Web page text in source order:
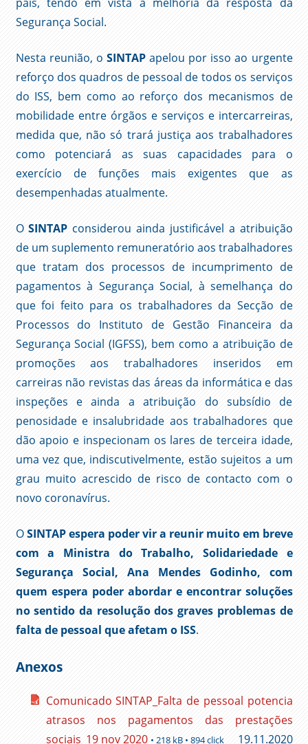
Segurança Social.
Nesta reunião, o SINTAPapelou por isso ao urgente
reforço dos quadros de pessoal de todos os serviços
do ISS, bem como ao reforço dos mecanismos de
mobilidade entre órgãos e serviços e intercarreiras,
medida que, não só trará justiça aos trabalhadores
como potenciará as suas capacidades para o
exercício de funções mais exigentes que as
desempenhadas atualmente.
OSINTAP considerou ainda justificável a atribuição
de um suplemento remuneratório aos trabalhadores
que tratam dos processos de incumprimento de
pagamentos à Segurança Social, à semelhança do
que foi feito para os trabalhadores da Secção de
Processos do Instituto de Gestão Financeira da
Segurança Social (IGFSS), bem como a atribuição de
promoções aos trabalhadores inseridos em
carreiras não revistas das áreas da informática e das
inspeções e ainda a atribuição do subsídio de
penosidade e insalubridade aos trabalhadores que
dão apoio e inspecionam os lares de terceira idade,
uma vez que, indiscutivelmente, estão sujeitos a um
grau muito acrescido de risco de contacto com o
novo coronavírus.
OSINTAP espera poder vir a reunir muito em breve
com a Ministra do Trabalho, Solidariedade e
Segurança Social, Ana Mendes Godinho, com
quem espera poder abordar e encontrar soluções
no sentido da resolução dos graves problemas de
falta de pessoal que afetam o ISS.
Anexos
Comunicado SINTAP_Falta de pessoal potencia
atrasos nos pagamentos das prestações
sociais_19 nov 2020 • 218 kB • 894 click 19.11.2020